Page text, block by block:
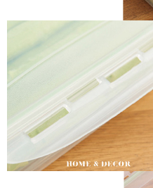
權轉讓予恩沛科技股份有限公司。
２．關於個人資料處理事宜，請瀏
https://aftee.tw/terms/#terms3
３．未成年的使用者請事先徵得法
「AFTEE先享後付」，若未經同意
任。
４．使用「AFTEE先享後付」時，
時審查核予不同之上限額度；若仍
請求用戶進行身份認證。
５．嚴禁一人註冊多個帳號或使用
恩沛科技股份有限公司將有權停止